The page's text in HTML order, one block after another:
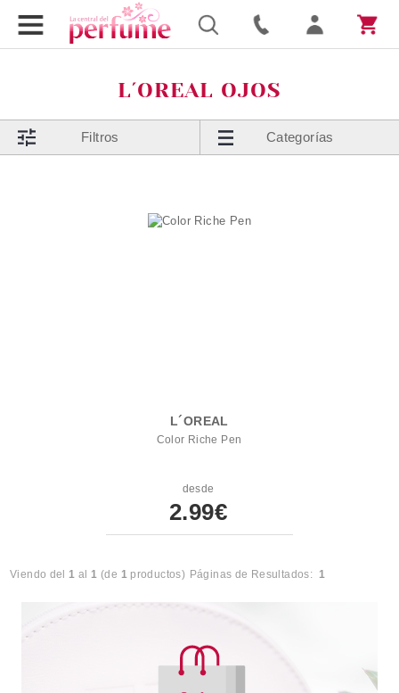
L´OREAL OJOS
Filtros Categorías
L´OREAL
Color Riche Pen
desde
2.99€
Viendo del1 al1 (de 1productos) Páginas de Resultados: 1